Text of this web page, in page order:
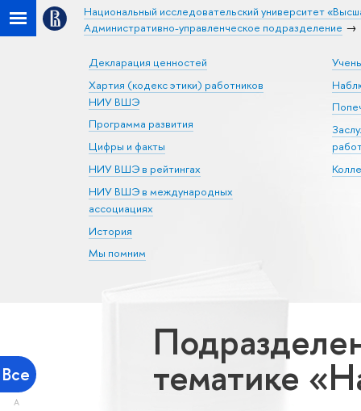
Национальный исследовательский университет
Административно-управленческое подразделение
Декларация ценностей
Хартия (кодекс этики) работников
НИУ ВШЭ
Программа развития
Цифры и факты
НИУ ВШЭ в рейтингах
НИУ ВШЭ в международных
ассоциациях
История
Мы помним
Все
А
тематике